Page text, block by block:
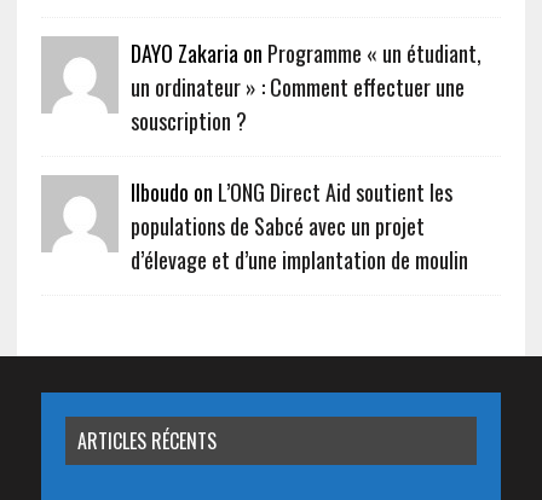
DAYO Zakaria on Programme « un étudiant,
un ordinateur » : Comment effectuer une
souscription ?
Ilboudo on L’ONG Direct Aid soutient les
populations de Sabcé avec un projet
d’élevage et d’une implantation de moulin
ARTICLES RÉCENTS